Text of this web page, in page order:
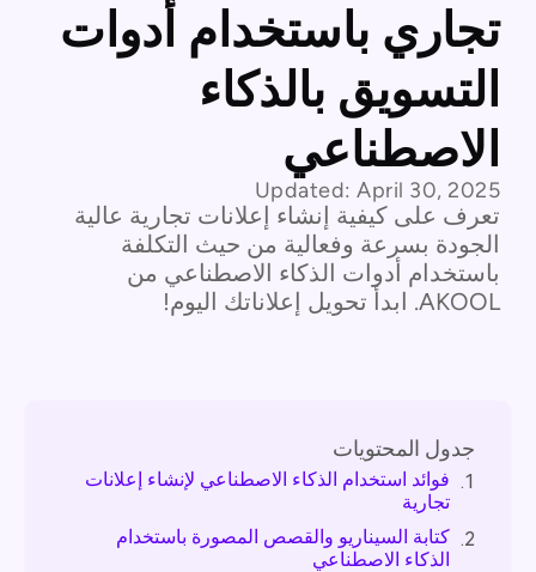
تجاري باستخدام أدوات
التسويق بالذكاء
الاصطناعي
Updated: April 30, 2025
تعرف على كيفية إنشاء إعلانات تجارية عالية
الجودة بسرعة وفعالية من حيث التكلفة
باستخدام أدوات الذكاء الاصطناعي من
AKOOL. ابدأ تحويل إعلاناتك اليوم!
جدول المحتويات
1.
فوائد استخدام الذكاء الاصطناعي لإنشاء إعلانات
تجارية
2.
كتابة السيناريو والقصص المصورة باستخدام
الذكاء الاصطناعي